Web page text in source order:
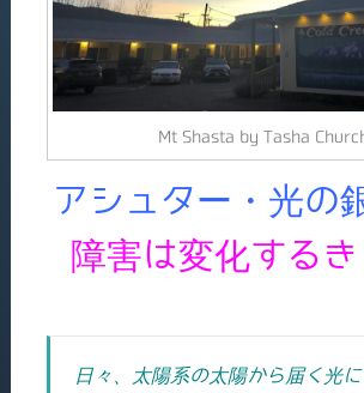
Mt Shasta by Tasha
アシュター・光の
障害は変化する
日々、太陽系の太陽から届く光